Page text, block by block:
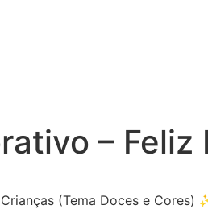
– Feliz
(Tema Doces e Cores)